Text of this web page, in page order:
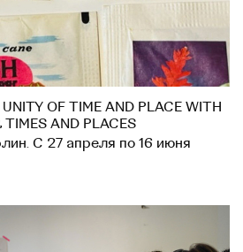
OF TIME AND PLACE WITH
TIMES AND PLACES
С 27 апреля по 16 июня